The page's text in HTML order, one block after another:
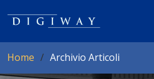
Home Archivio Articoli